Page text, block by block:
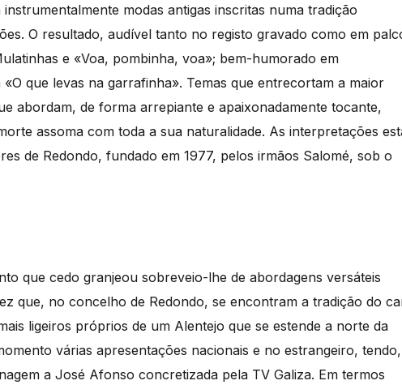
modas antigas inscritas numa tradição
O resultado, audível tanto no registo gravado como em
e «Voa, pombinha, voa»; bem-humorado em
que levas na garrafinha». Temas que entrecortam a maior
abordam, de forma arrepiante e apaixonadamente tocante,
assoma com toda a sua naturalidade. As interpretações
de Redondo, fundado em 1977, pelos irmãos Salomé, sob o
que cedo granjeou sobreveio-lhe de abordagens versáteis
que, no concelho de Redondo, se encontram a tradição do
ligeiros próprios de um Alentejo que se estende a norte da
várias apresentações nacionais e no estrangeiro, tendo,
a José Afonso concretizada pela TV Galiza. Em termos